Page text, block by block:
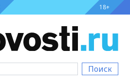
18+
Поиск